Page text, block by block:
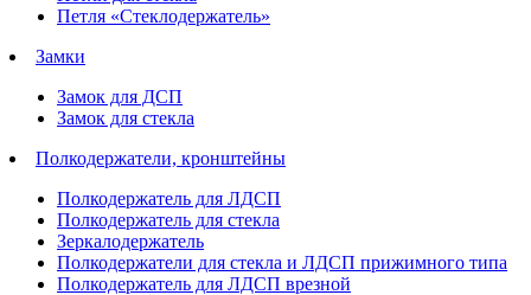
Петля «Стеклодержатель»
Замки
Замок для ДСП
Замок для стекла
Полкодержатели, кронштейны
Полкодержатель для ЛДСП
Полкодержатель для стекла
Зеркалодержатель
Полкодержатели для стекла и ЛДСП прижимного типа
Полкодержатель для ЛДСП врезной